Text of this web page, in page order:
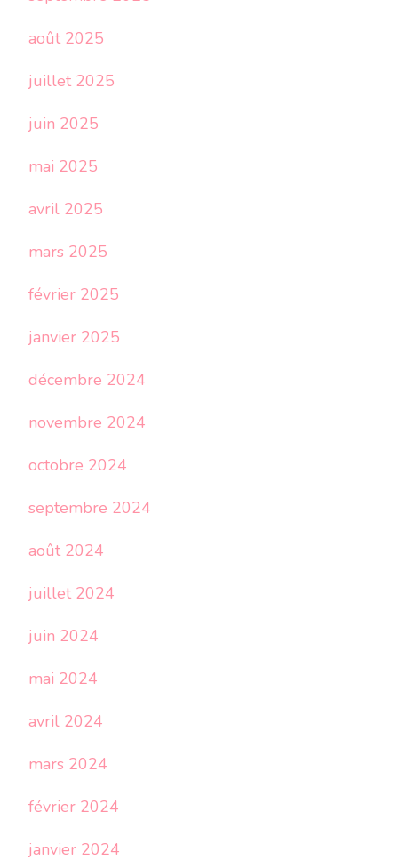
août 2025
juillet 2025
juin 2025
mai 2025
avril 2025
mars 2025
février 2025
janvier 2025
décembre 2024
novembre 2024
octobre 2024
septembre 2024
août 2024
juillet 2024
juin 2024
mai 2024
avril 2024
mars 2024
février 2024
janvier 2024